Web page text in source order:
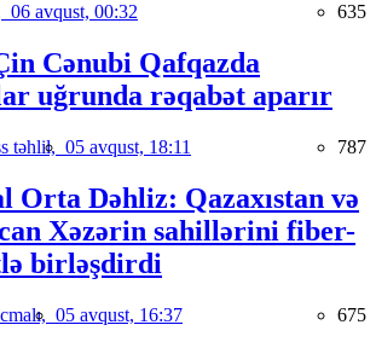
06 avqust, 00:32 635
Cənubi Qafqazda
uğrunda rəqabət aparır
təhlil, 05 avqust, 18:11 787
Orta Dəhliz: Qazaxıstan və
Xəzərin sahillərini fiber-
birləşdirdi
05 avqust, 16:37 675